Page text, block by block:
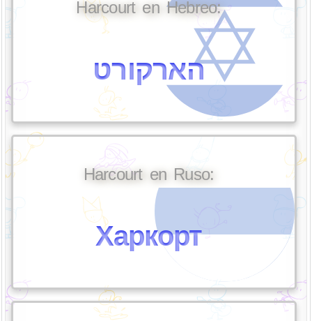
Harcourt en Hebreo:
הארקורט
Harcourt en Ruso:
Харкорт